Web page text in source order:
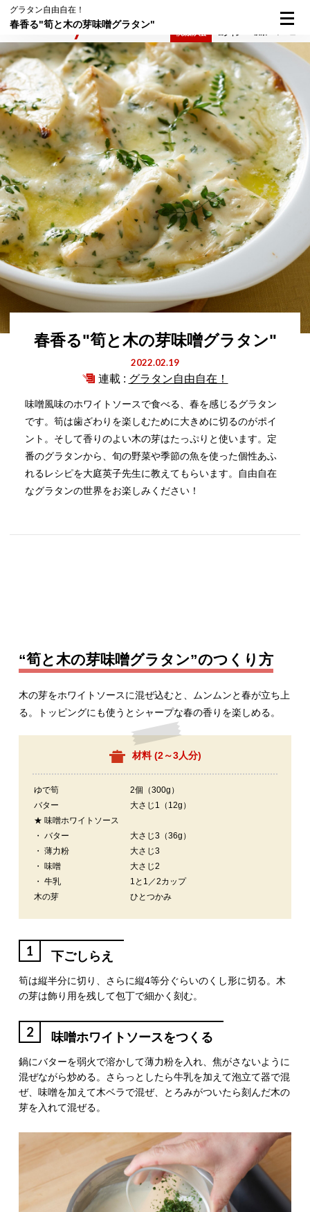
グラタン自由自在！
春香る"筍と木の芽味噌グラタン"
春香る"筍と木の芽味噌グラタン"
2022.02.19
連載 : グラタン自由自在！
味噌風味のホワイトソースで食べる、春を感じるグラタン
です。筍は歯ざわりを楽しむために大きめに切るのがポイ
ント。そして香りのよい木の芽はたっぷりと使います。定
番のグラタンから、旬の野菜や季節の魚を使った個性あふ
れるレシピを大庭英子先生に教えてもらいます。自由自在
なグラタンの世界をお楽しみください！
“筍と木の芽味噌グラタン”のつくり方
木の芽をホワイトソースに混ぜ込むと、ムンムンと春が立ち上
る。トッピングにも使うとシャープな春の香りを楽しめる。
材料 (2～3人分)
ゆで筍
2個（300g）
バター
大さじ1（12g）
★ 味噌ホワイトソース
・ バター
大さじ3（36g）
・ 薄力粉
大さじ3
・ 味噌
大さじ2
・ 牛乳
1と1／2カップ
木の芽
ひとつかみ
1 下ごしらえ
筍は縦半分に切り、さらに縦4等分ぐらいのくし形に切る。木
の芽は飾り用を残して包丁で細かく刻む。
2 味噌ホワイトソースをつくる
鍋にバターを弱火で溶かして薄力粉を入れ、焦がさないように
混ぜながら炒める。さらっとしたら牛乳を加えて泡立て器で混
ぜ、味噌を加えて木ベラで混ぜ、とろみがついたら刻んだ木の
芽を入れて混ぜる。